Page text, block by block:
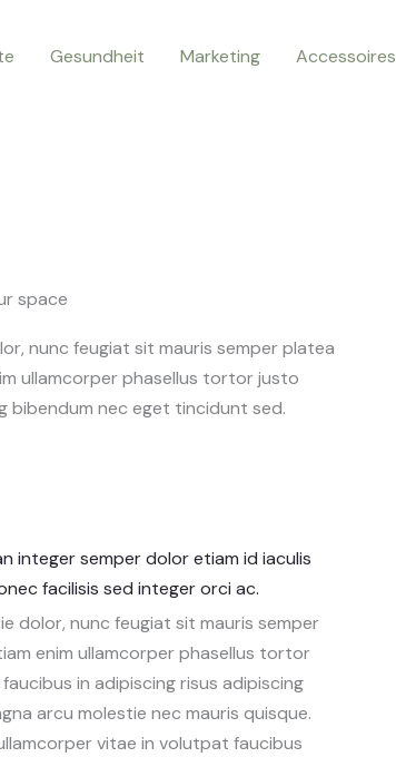
Gesundheit Marketing Accessoires
space
nunc feugiat sit mauris semper platea
ullamcorper phasellus tortor justo
bibendum nec eget tincidunt sed.
integer semper dolor etiam id iaculis
facilisis sed integer orci ac.
dolor, nunc feugiat sit mauris semper
enim ullamcorper phasellus tortor
in adipiscing risus adipiscing
arcu molestie nec mauris quisque.
vitae in volutpat faucibus